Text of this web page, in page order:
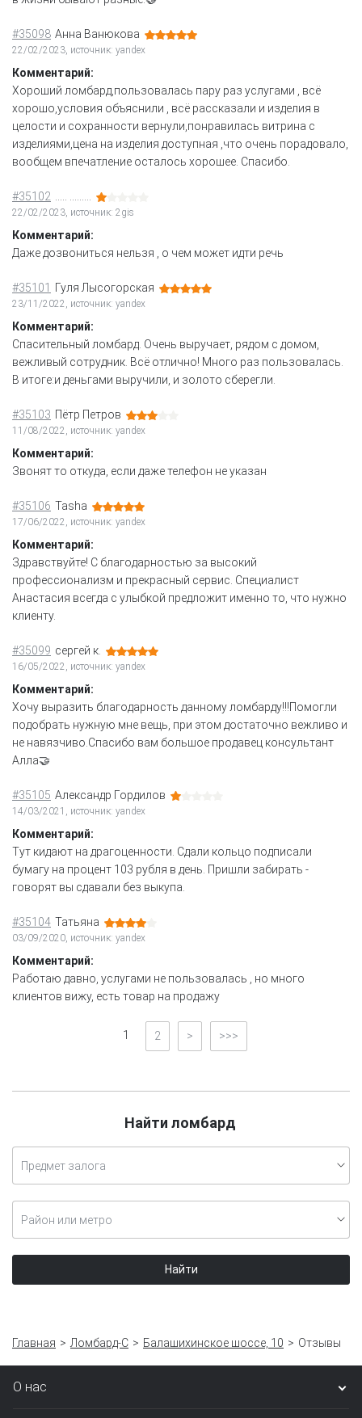
#35098 Анна Ванюкова
22/02/2023, источник: yandex
Комментарий:
Хороший ломбард,пользовалась пару раз услугами , всё
хорошо,условия объяснили , всё рассказали и изделия в
целости и сохранности вернули,понравилась витрина с
изделиями,цена на изделия доступная ,что очень порадовало,
вообщем впечатление осталось хорошее. Спасибо.
#35102
22/02/2023, источник: 2gis
Комментарий:
Даже дозвониться нельзя , о чем может идти речь
#35101 Гуля Лысогорская
23/11/2022, источник: yandex
Комментарий:
Спасительный ломбард. Очень выручает, рядом с домом,
вежливый сотрудник. Всё отлично! Много раз пользовалась.
В итоге:и деньгами выручили, и золото сберегли.
#35103 Пётр Петров
11/08/2022, источник: yandex
Комментарий:
Звонят то откуда, если даже телефон не указан
#35106 Tasha
17/06/2022, источник: yandex
Комментарий:
Здравствуйте! С благодарностью за высокий
профессионализм и прекрасный сервис. Специалист
Анастасия всегда с улыбкой предложит именно то, что нужно
клиенту.
#35099 сергей к.
16/05/2022, источник: yandex
Комментарий:
Хочу выразить благодарность данному ломбарду!!!Помогли
подобрать нужную мне вещь, при этом достаточно вежливо и
не навязчиво.Спасибо вам большое продавец консультант
Алла🤝
#35105 Александр Гордилов
14/03/2021, источник: yandex
Комментарий:
Тут кидают на драгоценности. Сдали кольцо подписали
бумагу на процент 103 рубля в день. Пришли забирать -
говорят вы сдавали без выкупа.
#35104 Татьяна
03/09/2020, источник: yandex
Комментарий:
Работаю давно, услугами не пользовалась , но много
клиентов вижу, есть товар на продажу
1 2 > >>>
Найти ломбард
Предмет залога
Район или метро
Найти
Главная Ломбард-С Балашихинское шоссе, 10 Отзывы
О нас